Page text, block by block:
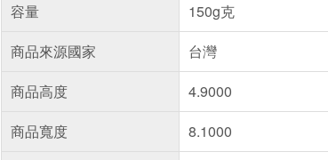
容量
150g克
商品來源國家
台灣
商品高度
4.9000
商品寬度
8.1000